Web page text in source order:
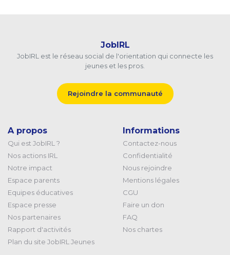
JobIRL
JobIRL est le réseau social de l'orientation qui connecte les
jeunes et les pros.
Rejoindre la communauté
A propos
Qui est JobIRL ?
Nos actions IRL
Notre impact
Espace parents
Equipes éducatives
Espace presse
Nos partenaires
Rapport d'activités
Plan du site JobIRL Jeunes
Informations
Contactez-nous
Confidentialité
Nous rejoindre
Mentions légales
CGU
Faire un don
FAQ
Nos chartes